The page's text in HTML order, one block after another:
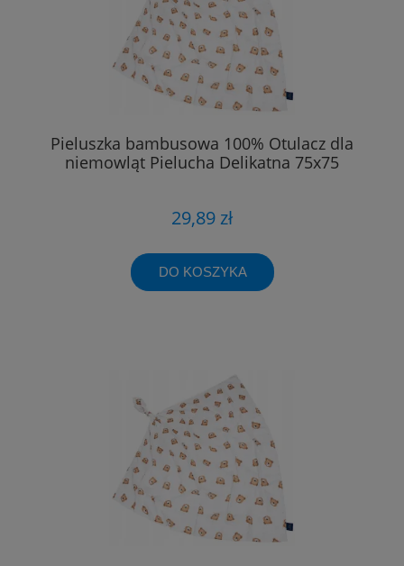
Pieluszka bambusowa 100% Otulacz dla
niemowląt Pielucha Delikatna 75x75
29,89 zł
DO KOSZYKA